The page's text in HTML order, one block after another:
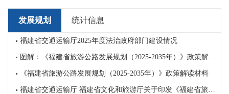
发展规划 统计信息
福建省交通运输厅2025年度法治政府部门建设情况
图解：《福建省旅游公路发展规划（2025-2035年）》政策解读材料
《福建省旅游公路发展规划（2025-2035年）》政策解读材料
福建省交通运输厅 福建省文化和旅游厅关于印发《福建省旅游公路发展规划（2025-2035年）》的通知